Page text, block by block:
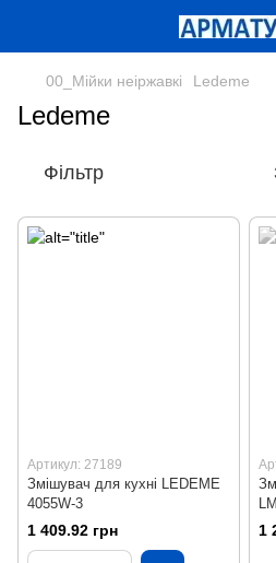
00_Мійки неіржавкі Ledeme
Ledeme
Фільтр
Артикул: 27189
Змішувач для кухні LEDEME
4055W-3
1 409.92 грн 1